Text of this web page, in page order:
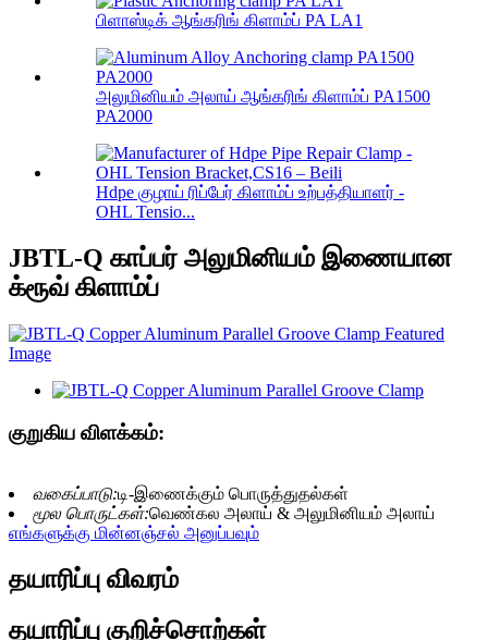
பிளாஸ்டிக் ஆங்கரிங் கிளாம்ப் PA LA1
அலுமினியம் அலாய் ஆங்கரிங் கிளாம்ப் PA1500
PA2000
Hdpe குழாய் ரிப்பேர் கிளாம்ப் உற்பத்தியாளர் -
OHL Tensio...
JBTL-Q காப்பர் அலுமினியம் இணையான
க்ரூவ் கிளாம்ப்
குறுகிய விளக்கம்:
வகைப்பாடு:டி-இணைக்கும் பொருத்துதல்கள்
மூல பொருட்கள்:வெண்கல அலாய் & அலுமினியம் அலாய்
எங்களுக்கு மின்னஞ்சல் அனுப்பவும்
தயாரிப்பு விவரம்
தயாரிப்பு குறிச்சொற்கள்